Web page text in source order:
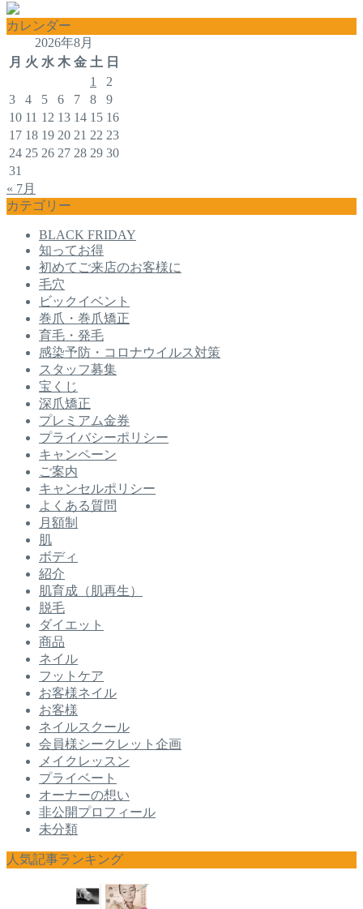
カレンダー
2026年8月
月 火 水 木 金 土 日
1
2
3
4 5 6 7 8
9
10 11 12 13 14 15 16
17 18 19 20 21 22 23
24 25 26 27 28 29 30
31
« 7月
カテゴリー
BLACK FRIDAY
知ってお得
初めてご来店のお客様に
毛穴
ビックイベント
巻爪・巻爪矯正
育毛・発毛
感染予防・コロナウイルス対策
スタッフ募集
宝くじ
深爪矯正
プレミアム金券
プライバシーポリシー
キャンペーン
ご案内
キャンセルポリシー
よくある質問
月額制
肌
ボディ
紹介
肌育成（肌再生）
脱毛
ダイエット
商品
ネイル
フットケア
お客様ネイル
お客様
ネイルスクール
会員様シークレット企画
メイクレッスン
プライベート
オーナーの想い
非公開プロフィール
未分類
人気記事ランキング